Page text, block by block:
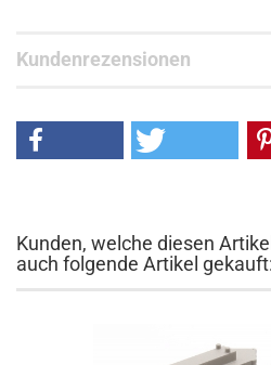
Kundenrezensionen
Kunden, welche diesen
auch folgende Artikel gekauft: